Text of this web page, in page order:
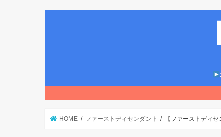
HOME ファーストディセンダント 【ファーストディ